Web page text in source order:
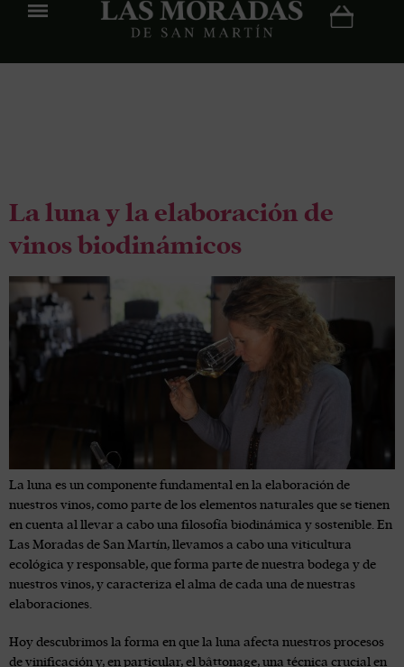
La luna y la elaboración de
vinos biodinámicos
La luna es un componente fundamental en la elaboración de
nuestros vinos, como parte de los elementos naturales que se tienen
en cuenta al llevar a cabo una filosofía biodinámica y sostenible. En
Las Moradas de San Martín, llevamos a cabo una viticultura
ecológica y responsable, que forma parte de nuestra bodega y de
nuestros vinos, y caracteriza el alma de cada una de nuestras
elaboraciones.
Hoy descubrimos la forma en que la luna afecta nuestros procesos
de vinificación y, en particular, el bâttonage, una técnica crucial en